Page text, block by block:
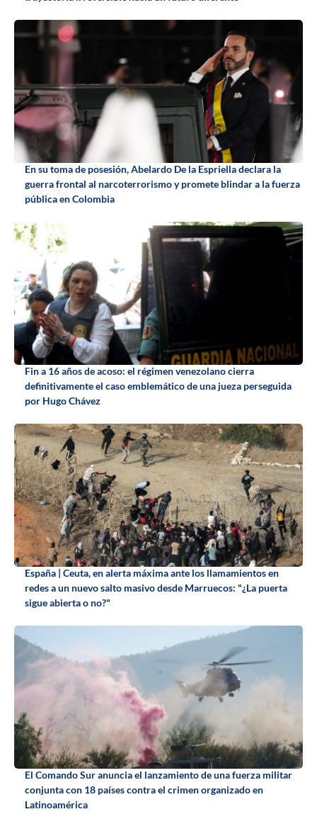
En su toma de posesión, Abelardo De la Espriella declara la
guerra frontal al narcoterrorismo y promete blindar a la fuerza
pública en Colombia
Fin a 16 años de acoso: el régimen venezolano cierra
definitivamente el caso emblemático de una jueza perseguida
por Hugo Chávez
España | Ceuta, en alerta máxima ante los llamamientos en
redes a un nuevo salto masivo desde Marruecos: "¿La puerta
sigue abierta o no?"
El Comando Sur anuncia el lanzamiento de una fuerza militar
conjunta con 18 países contra el crimen organizado en
Latinoamérica